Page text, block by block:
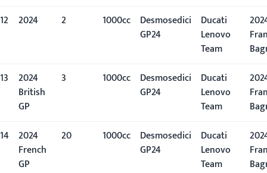
12
2024 2º 1000cc
Desmosedici
GP24
Ducati
Lenovo
Team
13
2024
British
GP
3º 1000cc
Desmosedici
GP24
Ducati
Lenovo
Team
14 2024
French
GP
20º 1000cc
Desmosedici
GP24
Ducati
Lenovo
Team